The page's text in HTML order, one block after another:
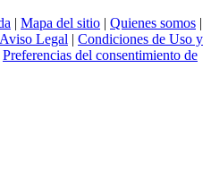
| Mapa del sitio | Quienes somos |
Aviso Legal | Condiciones de Uso y
Preferencias del consentimiento de